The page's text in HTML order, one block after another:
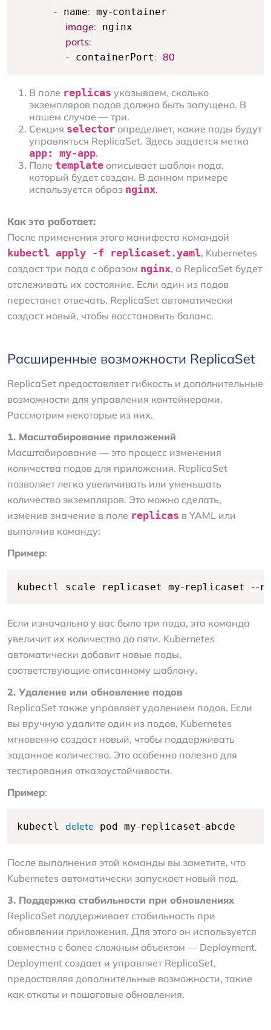
- name: my-container
image: nginx
ports:
- containerPort: 80
В поле replicas указываем, сколько
экземпляров подов должно быть запущено. В
нашем случае — три.
Секция selector определяет, какие поды будут
управляться ReplicaSet. Здесь задается метка
app: my-app.
Поле template описывает шаблон пода,
который будет создан. В данном примере
используется образ nginx.
Как это работает:
После применения этого манифеста командой
kubectl apply -f replicaset.yaml, Kubernetes
создаст три пода с образом nginx, а ReplicaSet будет
отслеживать их состояние. Если один из подов
перестанет отвечать, ReplicaSet автоматически
создаст новый, чтобы восстановить баланс.
Расширенные возможности ReplicaSet
ReplicaSet предоставляет гибкость и дополнительные
возможности для управления контейнерами.
Рассмотрим некоторые из них.
1. Масштабирование приложений
Масштабирование — это процесс изменения
количества подов для приложения. ReplicaSet
позволяет легко увеличивать или уменьшать
количество экземпляров. Это можно сделать,
изменив значение в поле replicas в YAML или
выполнив команду:
Пример:
kubectl scale replicaset my-replicaset --
Если изначально у вас было три пода, эта команда
увеличит их количество до пяти. Kubernetes
автоматически добавит новые поды,
соответствующие описанному шаблону.
2. Удаление или обновление подов
ReplicaSet также управляет удалением подов. Если
вы вручную удалите один из подов, Kubernetes
мгновенно создаст новый, чтобы поддерживать
заданное количество. Это особенно полезно для
тестирования отказоустойчивости.
Пример:
kubectl delete pod my-replicaset-abcde
После выполнения этой команды вы заметите, что
Kubernetes автоматически запускает новый под.
3. Поддержка стабильности при обновлениях
ReplicaSet поддерживает стабильность при
обновлении приложения. Для этого он используется
совместно с более сложным объектом — Deployment.
Deployment создает и управляет ReplicaSet,
предоставляя дополнительные возможности, такие
как откаты и пошаговые обновления.